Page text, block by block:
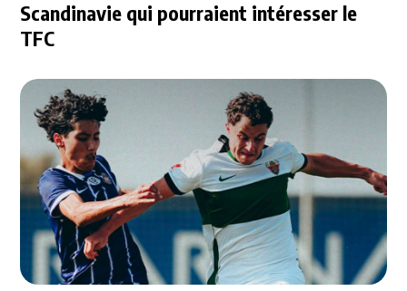
Scandinavie qui pourraient intéresser le
TFC